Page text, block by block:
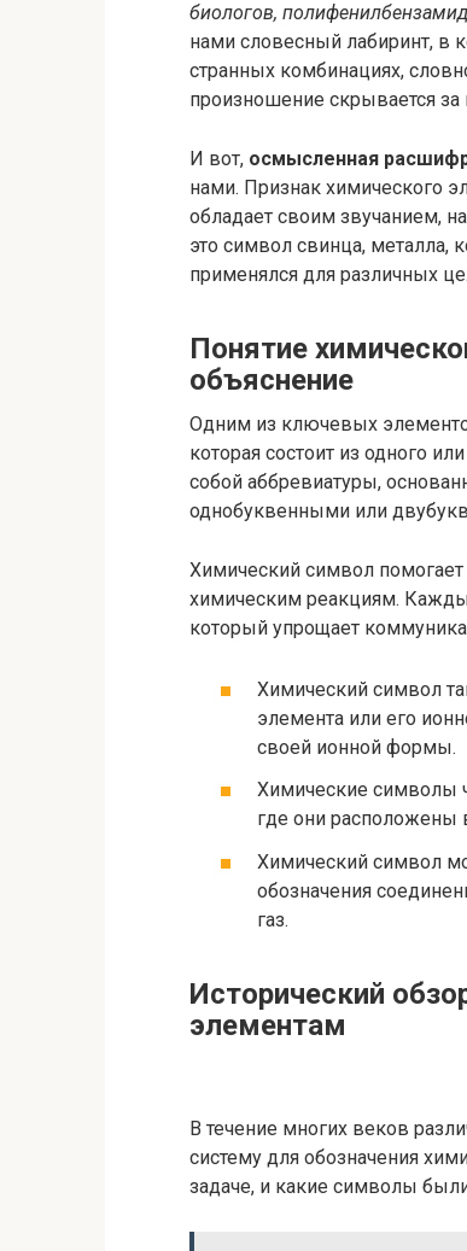
биологов,
нами словесный лабиринт, в
странных комбинациях,
произношение скрывается
И вот, осмысленная
нами. Признак химического
обладает своим звучанием,
это символ свинца,
применялся для различных
Понятие
объяснение
Одним из ключевых
которая состоит из одного
собой аббревиатуры,
однобуквенными или
Химический символ
химическим реакциям.
который упрощает
Химический символ
элемента или его
своей ионной формы.
Химические символы
где они расположены
Химический символ
обозначения
газ.
Исторический
элементам
В течение многих веков
систему для обозначения
задаче, и какие символы